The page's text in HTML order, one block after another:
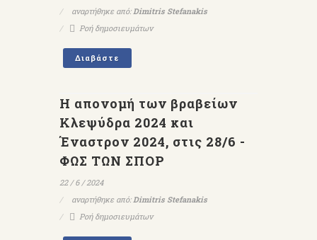
αναρτήθηκε από:Dimitris Stefanakis
Ροή δημοσιευμάτων
Διαβάστε
Η απονομή των βραβείων
Κλεψύδρα 2024 και
Έναστρον 2024, στις 28/6 -
ΦΩΣ ΤΩΝ ΣΠΟΡ
22 / 6 / 2024
αναρτήθηκε από:Dimitris Stefanakis
Ροή δημοσιευμάτων